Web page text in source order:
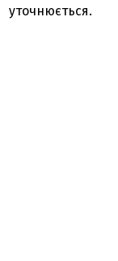
уточнюється.